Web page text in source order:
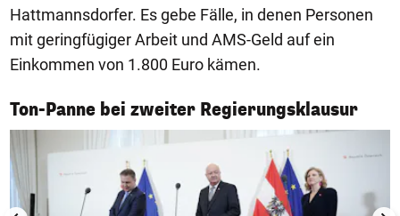
Hattmannsdorfer. Es gebe Fälle, in denen Personen
mit geringfügiger Arbeit und AMS-Geld auf ein
Einkommen von 1.800 Euro kämen.
Ton-Panne bei zweiter Regierungsklausur
1/6